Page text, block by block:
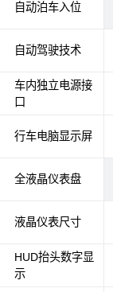
自动泊车入位
自动驾驶技术
车内独立电源接
口
行车电脑显示屏
全液晶仪表盘
液晶仪表尺寸
HUD抬头数字显
示